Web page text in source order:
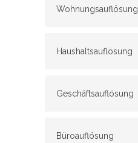
Wohnungsauflösung
Haushaltsauflösung
Geschäftsauflösung
Büroauflösung